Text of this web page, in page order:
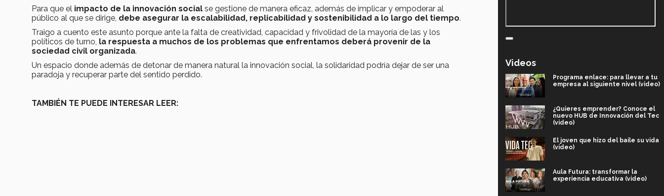
Para que el impacto de la innovación social se gestione de manera eficaz, además de implicar y empoderar al
público al que se dirige, debe asegurar la escalabilidad, replicabilidad y sostenibilidad a lo largo del tiempo.
Traigo a cuento este asunto porque ante la falta de creatividad, capacidad y frivolidad de la mayoría de las y los
políticos de turno, la respuesta a muchos de los problemas que enfrentamos deberá provenir de la
sociedad civil organizada.
Un espacio donde además de detonar de manera natural la innovación social, la solidaridad podría dejar de ser una
paradoja y recuperar parte del sentido perdido.
TAMBIÉN TE PUEDE INTERESAR LEER:
Videos
Programa enlace: para llevar a tu
empresa al siguiente nivel (video)
¿Quieres emprender? Conoce el
nuevo HUB de Innovación del Tec
(video)
El joven que hizo del baile su vida
(video)
Aula Futura: transformar la
experiencia educativa (video)